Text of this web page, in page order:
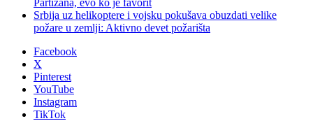
Partizana, evo ko je favorit
Srbija uz helikoptere i vojsku pokušava obuzdati velike
požare u zemlji: Aktivno devet požarišta
Facebook
X
Pinterest
YouTube
Instagram
TikTok